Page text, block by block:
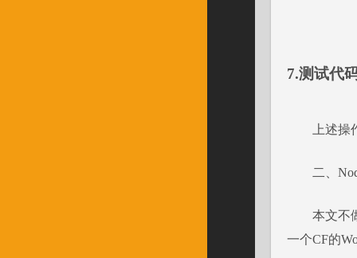
7.测试代
上述
二、
本文不
一个CF的